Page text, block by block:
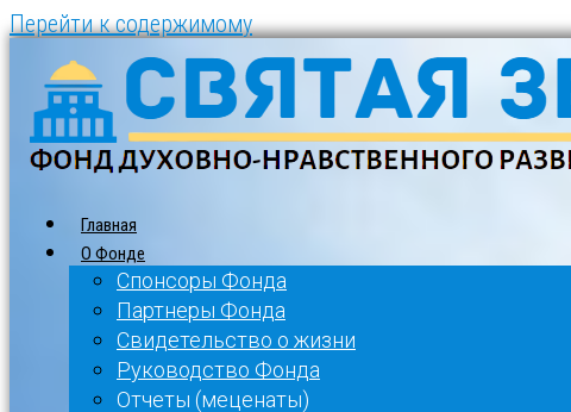
Перейти к содержимому
Главная
О Фонде
Спонсоры Фонда
Партнеры Фонда
Свидетельство о жизни
Руководство Фонда
Отчеты (меценаты)